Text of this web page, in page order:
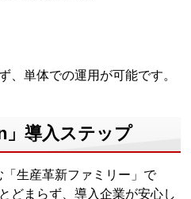
、単体での運用が可能です。
」導入ステップ
「生産革新ファミリー」で
どまらず、導入企業が安心し